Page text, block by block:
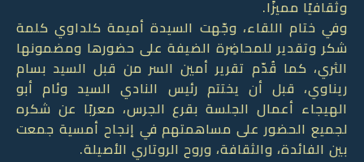
وثقافيًا مميزًا.
وفي ختام اللقاء، وجّهت السيدة أميمة كلداوي كلمة
شكر وتقدير للمحاضِرة الضيفة على حضورها ومضمونها
الثري، كما قُدّم تقرير أمين السر من قبل السيد بسام
ريناوي، قبل أن يختتم رئيس النادي السيد وئام أبو
الهيجاء أعمال الجلسة بقرع الجرس، معربًا عن شكره
لجميع الحضور على مساهمتهم في إنجاح أمسية جمعت
بين الفائدة، والثقافة، وروح الروتاري الأصيلة.